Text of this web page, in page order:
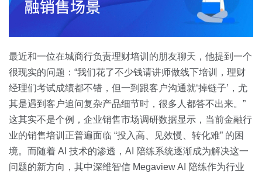
教育
汽车
房地产
金融
按角色
销售人员
资源中心
全部
白皮书
销售会话智能
关于我们
预约演示
最近和一位在城商行负责理财培训的朋友聊天，他提到一个
很现实的问题：“我们花了不少钱请讲师做线下培训，理财
经理们考试成绩都不错，但一到跟客户沟通就‘掉链子’，尤
其是遇到客户追问复杂产品细节时，很多人都答不出来。”
这其实不是个例，企业销售市场调研数据显示，当前金融行
业的销售培训正普遍面临 “投入高、见效慢、转化难” 的困
境。而随着 AI 技术的渗透，AI 陪练系统逐渐成为解决这一
问题的新方向，其中深维智信 Megaview AI 陪练作为行业